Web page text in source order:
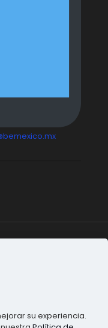
los derechos
su experiencia.